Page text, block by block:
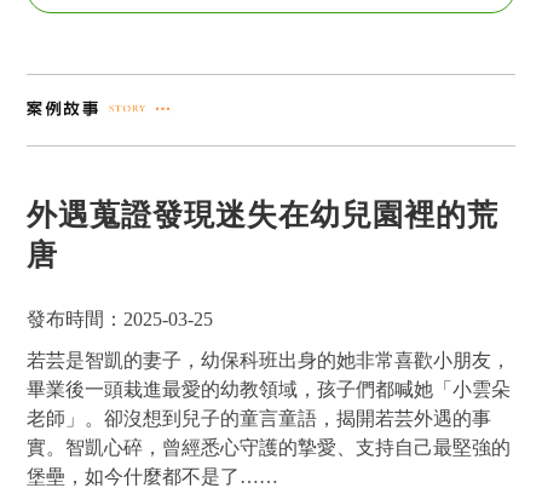
外遇蒐證發現迷失在幼兒園裡的荒
唐
發布時間：2025-03-25
若芸是智凱的妻子，幼保科班出身的她非常喜歡小朋友，
畢業後一頭栽進最愛的幼教領域，孩子們都喊她「小雲朵
老師」。卻沒想到兒子的童言童語，揭開若芸外遇的事
實。智凱心碎，曾經悉心守護的摯愛、支持自己最堅強的
堡壘，如今什麼都不是了……